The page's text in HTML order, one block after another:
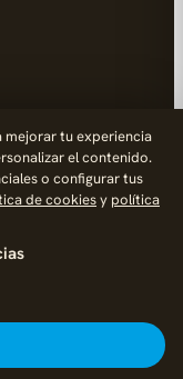
tu experiencia
el contenido.
o configurar tus
de cookiesy política